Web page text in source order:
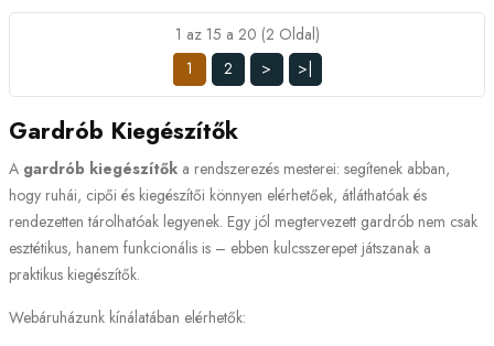
1 az 15 a 20 (2 Oldal)
1
2 > >|
Gardrób Kiegészítők
A gardrób kiegészítők a rendszerezés mesterei: segítenek abban,
hogy ruhái, cipői és kiegészítői könnyen elérhetőek, átláthatóak és
rendezetten tárolhatóak legyenek. Egy jól megtervezett gardrób nem csak
esztétikus, hanem funkcionális is – ebben kulcsszerepet játszanak a
praktikus kiegészítők.
Webáruházunk kínálatában elérhetők: